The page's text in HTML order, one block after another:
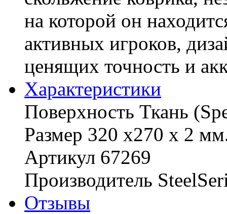
на которой он
активных игроков,
ценящих точность и
Характериcтики
Поверхность Ткань
Размер 320 х270 х 2
Артикул 67269
Производитель
Отзывы